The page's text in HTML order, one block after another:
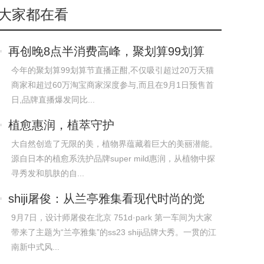
家都在看
再创晚8点半消费高峰，聚划算99划算
节引领
今年的聚划算99划算节直播正酣,不仅吸引超过20万天猫
商家和超过60万淘宝商家深度参与,而且在9月1日预售首
日,品牌直播爆发同比...
植愈惠润，植萃守护
大自然创造了无限的美，植物界蕴藏着巨大的美丽潜能。
源自日本的植愈系洗护品牌super mild惠润，从植物中探
寻秀发和肌肤的自...
shiji屠俊：从兰亭雅集看现代时尚的觉
醒
9月7日，设计师屠俊在北京 751d·park 第一车间为大家
带来了主题为“兰亭雅集”的ss23 shiji品牌大秀。一贯的江
南新中式风...